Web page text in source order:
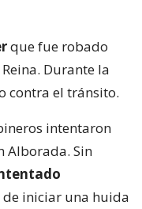
que fue robado
Durante la
contra el tránsito.
intentaron
Alborada. Sin
de iniciar una huida